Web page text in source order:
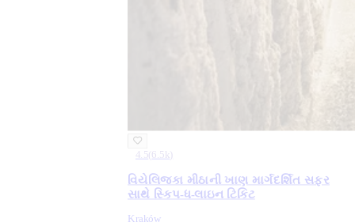
4.5( 6.5k )
વિયેલિજ્કા મીઠાની ખાણ માર્ગદર્શિત સફર
સાથે સ્કિપ-ધ-લાઇન ટિકિટ
Kraków